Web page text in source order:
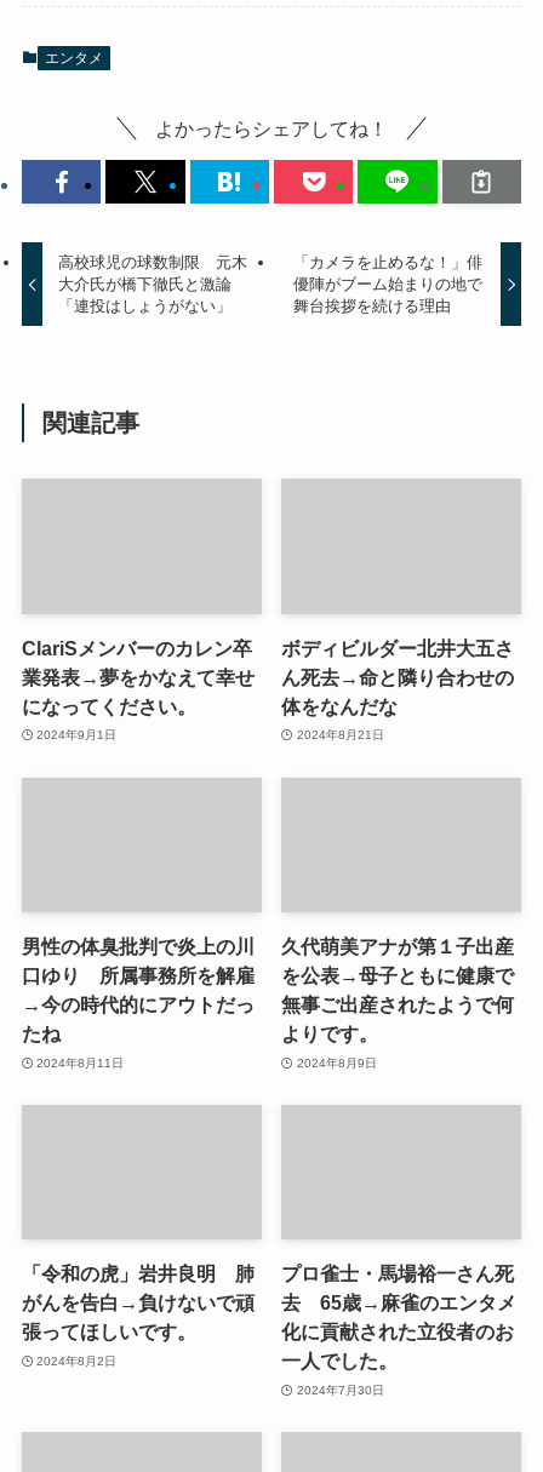
エンタメ
よかったらシェアしてね！
高校球児の球数制限 元木
大介氏が橋下徹氏と激論
「連投はしょうがない」
「カメラを止めるな！」俳
優陣がブーム始まりの地で
舞台挨拶を続ける理由
関連記事
ClariSメンバーのカレン卒
業発表→夢をかなえて幸せ
になってください。
2024年9月1日
ボディビルダー北井大五さ
ん死去→命と隣り合わせの
体をなんだな
2024年8月21日
男性の体臭批判で炎上の川
口ゆり 所属事務所を解雇
→今の時代的にアウトだっ
たね
2024年8月11日
久代萌美アナが第１子出産
を公表→母子ともに健康で
無事ご出産されたようで何
よりです。
2024年8月9日
「令和の虎」岩井良明 肺
がんを告白→負けないで頑
張ってほしいです。
2024年8月2日
プロ雀士・馬場裕一さん死
去 65歳→麻雀のエンタメ
化に貢献された立役者のお
一人でした。
2024年7月30日